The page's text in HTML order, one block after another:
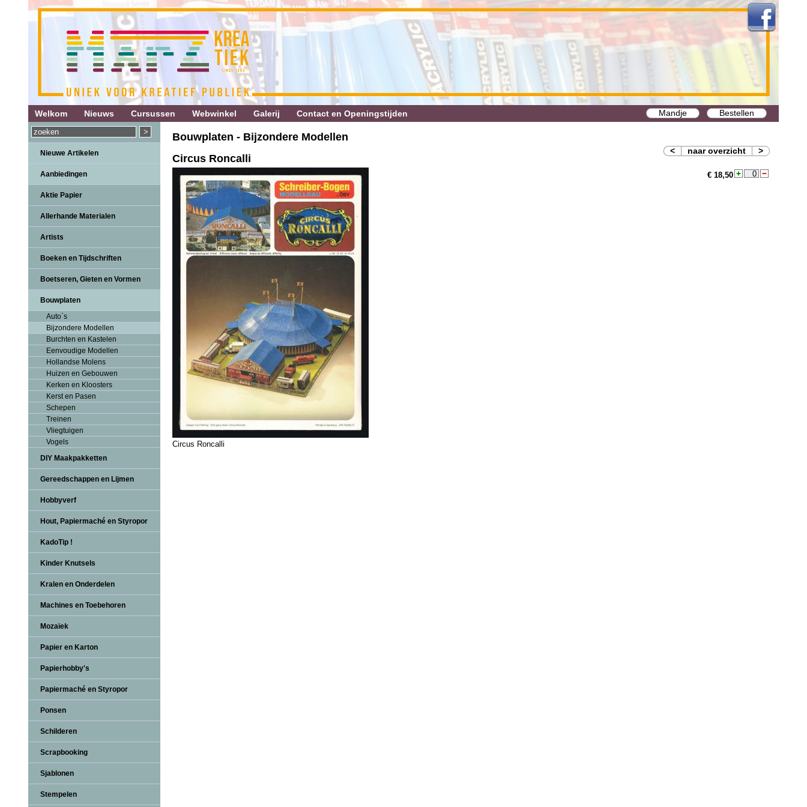
Welkom Nieuws Cursussen Webwinkel Galerij Contact en Openingstijden Mandje Bestellen
Nieuwe Artikelen
Aanbiedingen
Aktie Papier
Allerhande Materialen
Artists
Boeken en Tijdschriften
Boetseren, Gieten en Vormen
Bouwplaten
Auto`s
Bijzondere Modellen
Burchten en Kastelen
Eenvoudige Modellen
Hollandse Molens
Huizen en Gebouwen
Kerken en Kloosters
Kerst en Pasen
Schepen
Treinen
Vliegtuigen
Vogels
DIY Maakpakketten
Gereedschappen en Lijmen
Hobbyverf
Hout, Papiermaché en Styropor
KadoTip !
Kinder Knutsels
Kralen en Onderdelen
Machines en Toebehoren
Mozaïek
Papier en Karton
Papierhobby's
Papiermaché en Styropor
Ponsen
Schilderen
Scrapbooking
Sjablonen
Stempelen
Bouwplaten - Bijzondere Modellen
< naar overzicht >
Circus Roncalli
€ 18,50
Circus Roncalli